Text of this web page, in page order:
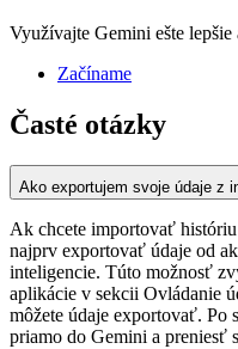
Využívajte Gemini ešte
Začíname
Časté otázky
Ako exportujem svoje údaje z
Ak chcete importovať
najprv exportovať údaje od
inteligencie. Túto možnosť
aplikácie v sekcii Ovládanie
môžete údaje exportovať. Po
priamo do Gemini a preniesť